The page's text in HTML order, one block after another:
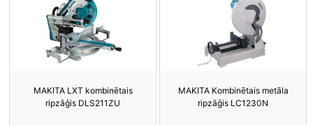
MAKITA LXT kombinētais
ripzāģis DLS211ZU
MAKITA Kombinētais metāla
ripzāģis LC1230N